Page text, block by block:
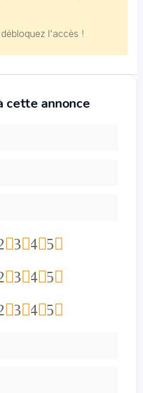
l'accès !
cette annonce
5
4
3
5
4
3
5
4
3